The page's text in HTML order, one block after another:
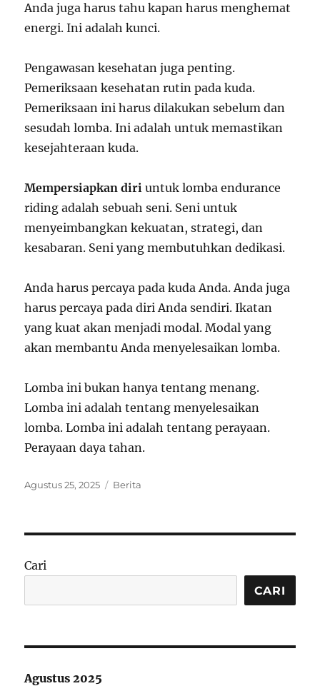
Anda juga harus tahu kapan harus menghemat
energi. Ini adalah kunci.
Pengawasan kesehatan juga penting.
Pemeriksaan kesehatan rutin pada kuda.
Pemeriksaan ini harus dilakukan sebelum dan
sesudah lomba. Ini adalah untuk memastikan
kesejahteraan kuda.
Mempersiapkan diri untuk lomba endurance
riding adalah sebuah seni. Seni untuk
menyeimbangkan kekuatan, strategi, dan
kesabaran. Seni yang membutuhkan dedikasi.
Anda harus percaya pada kuda Anda. Anda juga
harus percaya pada diri Anda sendiri. Ikatan
yang kuat akan menjadi modal. Modal yang
akan membantu Anda menyelesaikan lomba.
Lomba ini bukan hanya tentang menang.
Lomba ini adalah tentang menyelesaikan
lomba. Lomba ini adalah tentang perayaan.
Perayaan daya tahan.
Posted
Agustus 25, 2025 Categories
Berita
Cari
CARI
Agustus 2025